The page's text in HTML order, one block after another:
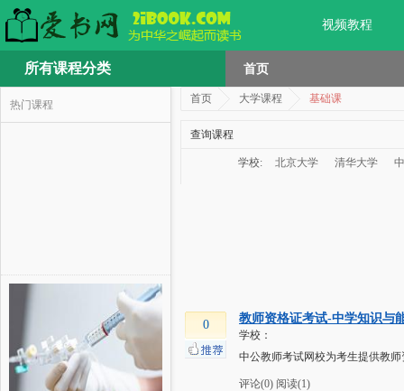
视频教程
所有课程分类 首页
热门课程 首页 大学课程 基础课
查询课程
学校: 北京大学 清华大学
0 教师资格证考试-中学知识与
学校：
中公教师考试网校为考生提供教
评论(0) 阅读(1)